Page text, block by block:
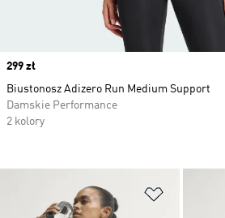
Dodaj do
Price
299 zł
Biustonosz Adizero Run Medium Support
Damskie Performance
2 kolory